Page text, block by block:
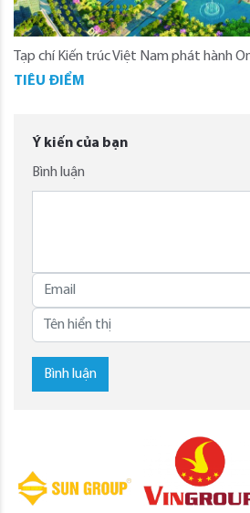
Tạp chí Kiến trúc Việt Nam phát hành
TIÊU ĐIỂM
Ý kiến của bạn
Bình luận
Bình luận